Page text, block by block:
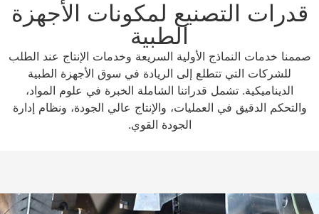
قدرات التصنيع لمكونات الأجهزة
الطبية
صممنا خدمات النماذج الأولية السريعة وخدمات الإنتاج عند الطلب
للشركات التي تتطلع إلى الريادة في سوق الأجهزة الطبية
الديناميكية. تشمل قدراتنا الشاملة الخبرة في علوم المواد،
والتحكم الدقيق في العمليات، والإنتاج عالي الجودة، ونظام إدارة
الجودة القوي.